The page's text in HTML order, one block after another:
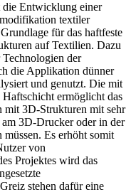
die Entwicklung einer
textiler
für das haftfeste
auf Textilien. Dazu
der
die Applikation dünner
und genutzt. Die mit
ermöglicht das
mit 3D-Strukturen mit sehr
3D-Drucker oder in der
Es erhöht somit
von
Projektes wird das
stehen dafür eine